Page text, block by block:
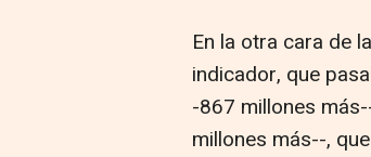
En la otra cara de
indicador, que
-867 millones
millones más--,